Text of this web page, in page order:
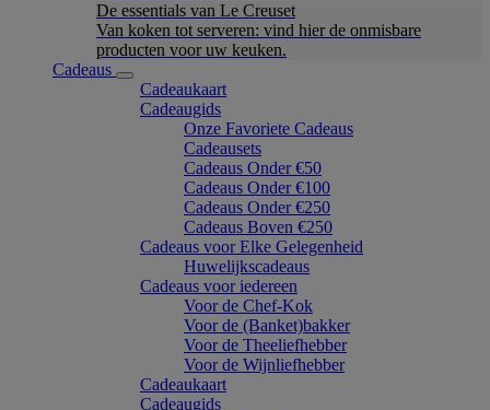
De essentials van Le Creuset
Van koken tot serveren: vind hier de onmisbare
producten voor uw keuken.
Cadeaus
Cadeaukaart
Cadeaugids
Onze Favoriete Cadeaus
Cadeausets
Cadeaus Onder €50
Cadeaus Onder €100
Cadeaus Onder €250
Cadeaus Boven €250
Cadeaus voor Elke Gelegenheid
Huwelijkscadeaus
Cadeaus voor iedereen
Voor de Chef-Kok
Voor de (Banket)bakker
Voor de Theeliefhebber
Voor de Wijnliefhebber
Cadeaukaart
Cadeaugids